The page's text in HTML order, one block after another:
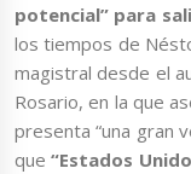
potencial” para
los tiempos de
magistral desde el
Rosario, en la que
presenta “una gran
que “Estados